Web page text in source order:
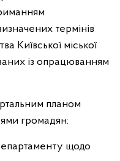
термінів
Київської міської
із опрацюванням
планом
громадян:
щодо